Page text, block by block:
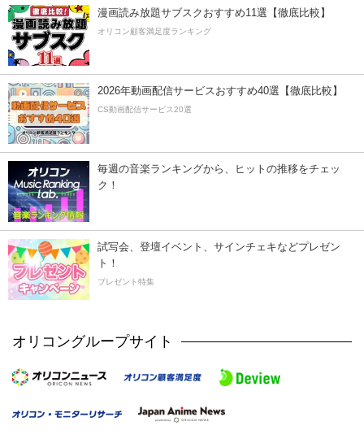
漫画読み放題サブスクおすすめ11選【徹底比較】
オリコン顧客満足度ランキング
2026年動画配信サービスおすすめ40選【徹底比較】
CS動画配信サービス20選
毎週の音楽ランキングから、ヒットの推移をチェッ
ク！
試写会、登壇イベント、サインチェキなどプレゼン
ト！
プレゼント特集
オリコングループサイト